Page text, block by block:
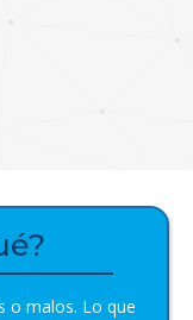
o malos. Lo que